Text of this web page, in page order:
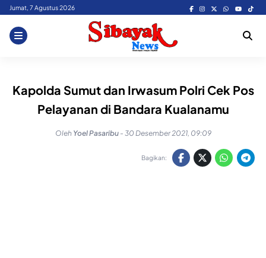
Skip
content
Jumat, 7 Agustus 2026
Kapolda Sumut dan Irwasum Polri Cek Pos
Pelayanan di Bandara Kualanamu
Oleh Yoel Pasaribu - 30 Desember 2021, 09:09
Bagikan: